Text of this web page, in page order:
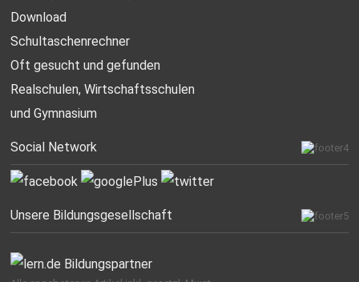
Download
Schultaschenrechner
Oft gesucht und gefunden
Realschulen,Wirtschaftsschulen
und Gymnasium
Social Network
Unsere Bildungsgesellschaft